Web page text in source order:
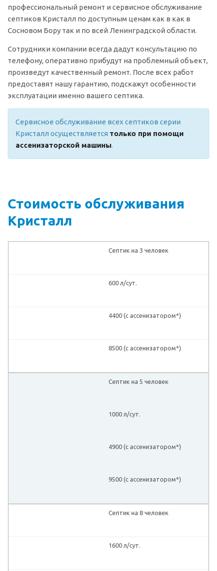
профессиональный ремонт и сервисное обслуживание
септиков Кристалл по доступным ценам как в как в
Сосновом Бору так и по всей Ленинградской области.
Сотрудники компании всегда дадут консультацию по
телефону, оперативно прибудут на проблемный объект,
произведут качественный ремонт. После всех работ
предоставят нашу гарантию, подскажут особенности
эксплуатации именно вашего септика.
Сервисное обслуживание всех септиков серии
Кристалл осуществляется только при помощи
ассенизаторской машины.
Стоимость обслуживания
Кристалл
Септик на 3 человек
600 л/сут.
4400 (с ассенизатором*)
8500 (с ассенизатором*)
Септик на 5 человек
1000 л/сут.
4900 (с ассенизатором*)
9500 (с ассенизатором*)
Септик на 8 человек
1600 л/сут.